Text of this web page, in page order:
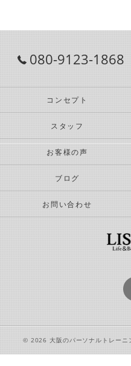
080-9123-1868
コンセプト
スタッフ
お客様の声
ブログ
お問い合わせ
© 2026 大阪のパーソナルトレーニ